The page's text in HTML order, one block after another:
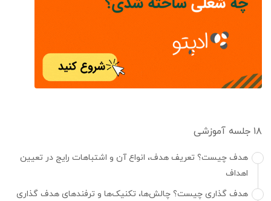
۱۸ جلسه آموزشی
هدف چیست؟ تعریف هدف، انواع آن و اشتباهات رایج در تعیین
اهداف
هدف گذاری چیست؟ چالش‌ها، تکنیک‌ها و ترفندهای هدف گذاری